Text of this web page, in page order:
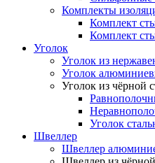
Комплекты
Комплект
Комплект
Уголок
Уголок из
Уголок
Уголок из чёрной
Уголок
Швеллер
Швеллер